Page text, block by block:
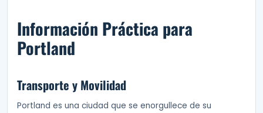
Información Práctica para
Portland
Transporte y Movilidad
Portland es una ciudad que se enorgullece de su